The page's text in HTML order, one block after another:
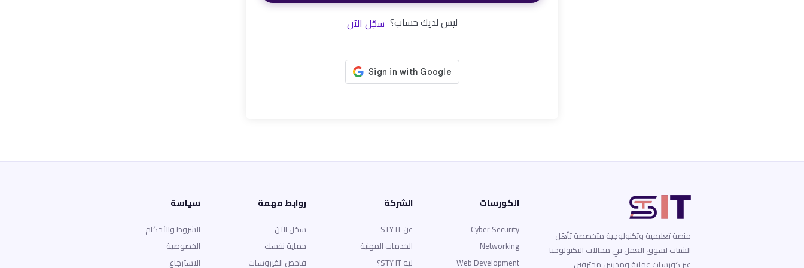
ليس لديك حساب؟ سجّل الآن
منصة تعليمية وتكنولوجية متخصصة تأهّل
الشباب لسوق العمل في مجالات التكنولوجيا
عبر كورسات عملية ومدربين محترفين
الكورسات
Cyber Security
Networking
Web Development
الشركة
عن STY IT
الخدمات المهنية
ليه STY IT؟
روابط مهمة
سجّل الآن
حماية نفسك
فاحص الفيروسات
سياسة
الشروط والأحكام
الخصوصية
الاسترجاع